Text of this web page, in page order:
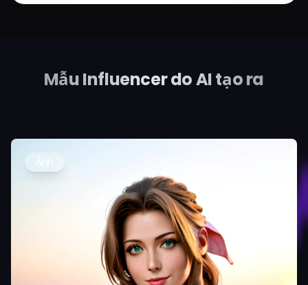
Mẫu Influencer do AI tạo ra
Ảnh